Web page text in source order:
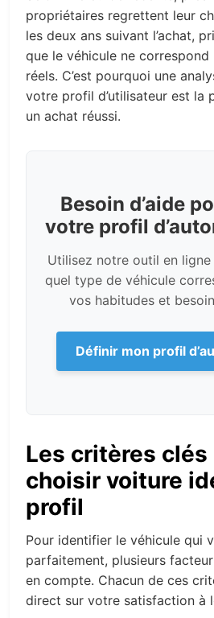
propriétaires regrettent leur
les deux ans suivant l’achat,
que le véhicule ne correspond
réels. C’est pourquoi une
votre profil d’utilisateur est la
un achat réussi.
Besoin d’aide
votre profil
Utilisez notre outil en
quel type de véhicule
vos habitudes et
Définir mon profil
Les critères clés
choisir voiture
profil
Pour identifier le véhicule qui
parfaitement, plusieurs
en compte. Chacun de ces
direct sur votre satisfaction à